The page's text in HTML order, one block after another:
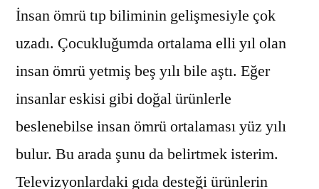
İnsan ömrü tıp biliminin gelişmesiyle çok
uzadı. Çocukluğumda ortalama elli yıl olan
insan ömrü yetmiş beş yılı bile aştı. Eğer
insanlar eskisi gibi doğal ürünlerle
beslenebilse insan ömrü ortalaması yüz yılı
bulur. Bu arada şunu da belirtmek isterim.
Televizyonlardaki gıda desteği ürünlerin